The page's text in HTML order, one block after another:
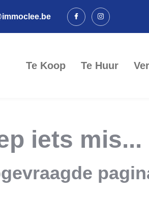
Te Koop Te Huur
iets mis...